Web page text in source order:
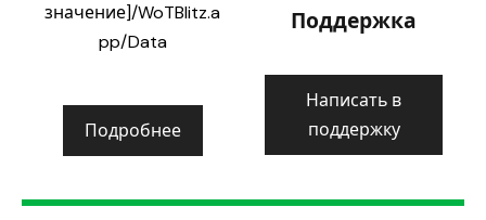
значение]/WoTBlitz.a
pp/Data
Подробнее
Поддержка
Написать в
поддержку